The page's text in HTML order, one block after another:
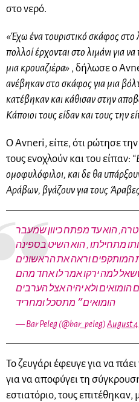
στο νερό.
«Έχω ένα τουριστικό σκάφος στο
πολλοί έρχονται στο λιμάνι για
μια κρουαζιέρα» , δήλωσε ο
ανέβηκαν στο σκάφος για μια
κατέβηκαν και κάθισαν στην
Κάποιοι τους είδαν και τους την
ΟAvneri,είπε, ότι ρώτησε
τους ενοχλούν και του είπαν:
ομοφυλόφιλοι, και δε θα
Αράβων, βγάζουν για τους
הוא עד מפתח כיוון שמעבר
מתחילתו , הוא השיט בספינה
המותקפים וראה את הראשונים
למה ירקו אמר לו אחד מהם
הומואים ולא יהיה אצל הערבים
הומואים״ מתסכל ומחריד
— Bar Peleg (@bar_peleg)August
Το ζευγάρι έφευγε για να
για να αποφύγει τη
εστιατόριο, τους